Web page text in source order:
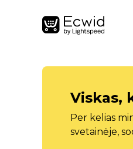
Viskas,
Per kelias
svetainėje,